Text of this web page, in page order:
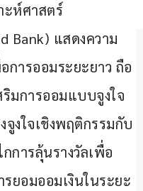
ะห์ศาสตร์
Bank) แสดงความ
ารออมระยะยาว ถือ
มการออมแบบจูงใจ
งใจเชิงพฤติกรรมกับ
การลุ้นรางวัลเพื่อ
ยอมออมเงินในระยะ